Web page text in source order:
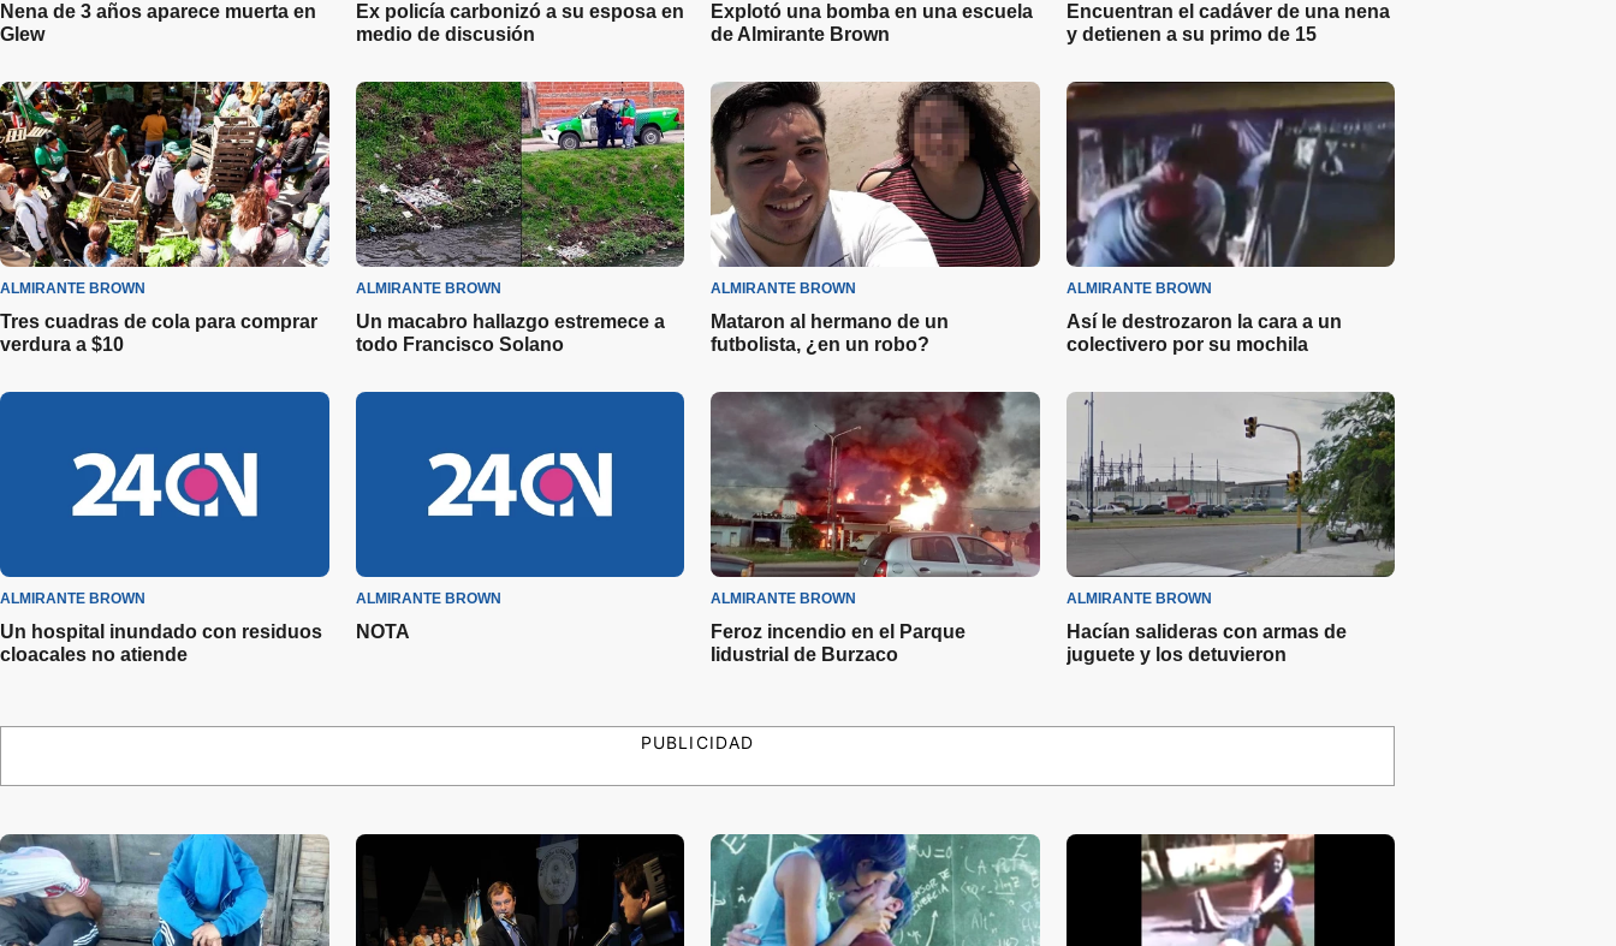
Nena de 3 años aparece muerta en
Glew
Ex policía carbonizó a su esposa en
medio de discusión
Explotó una bomba en una escuela
de Almirante Brown
Encuentran el cadáver de una nena
y detienen a su primo de 15
ALMIRANTE BROWN
Tres cuadras de cola para comprar
verdura a $10
ALMIRANTE BROWN
Un macabro hallazgo estremece a
todo Francisco Solano
ALMIRANTE BROWN
Mataron al hermano de un
futbolista, ¿en un robo?
ALMIRANTE BROWN
Así le destrozaron la cara a un
colectivero por su mochila
ALMIRANTE BROWN
Un hospital inundado con residuos
cloacales no atiende
ALMIRANTE BROWN
NOTA
ALMIRANTE BROWN
Feroz incendio en el Parque
Iidustrial de Burzaco
ALMIRANTE BROWN
Hacían salideras con armas de
juguete y los detuvieron
PUBLICIDAD